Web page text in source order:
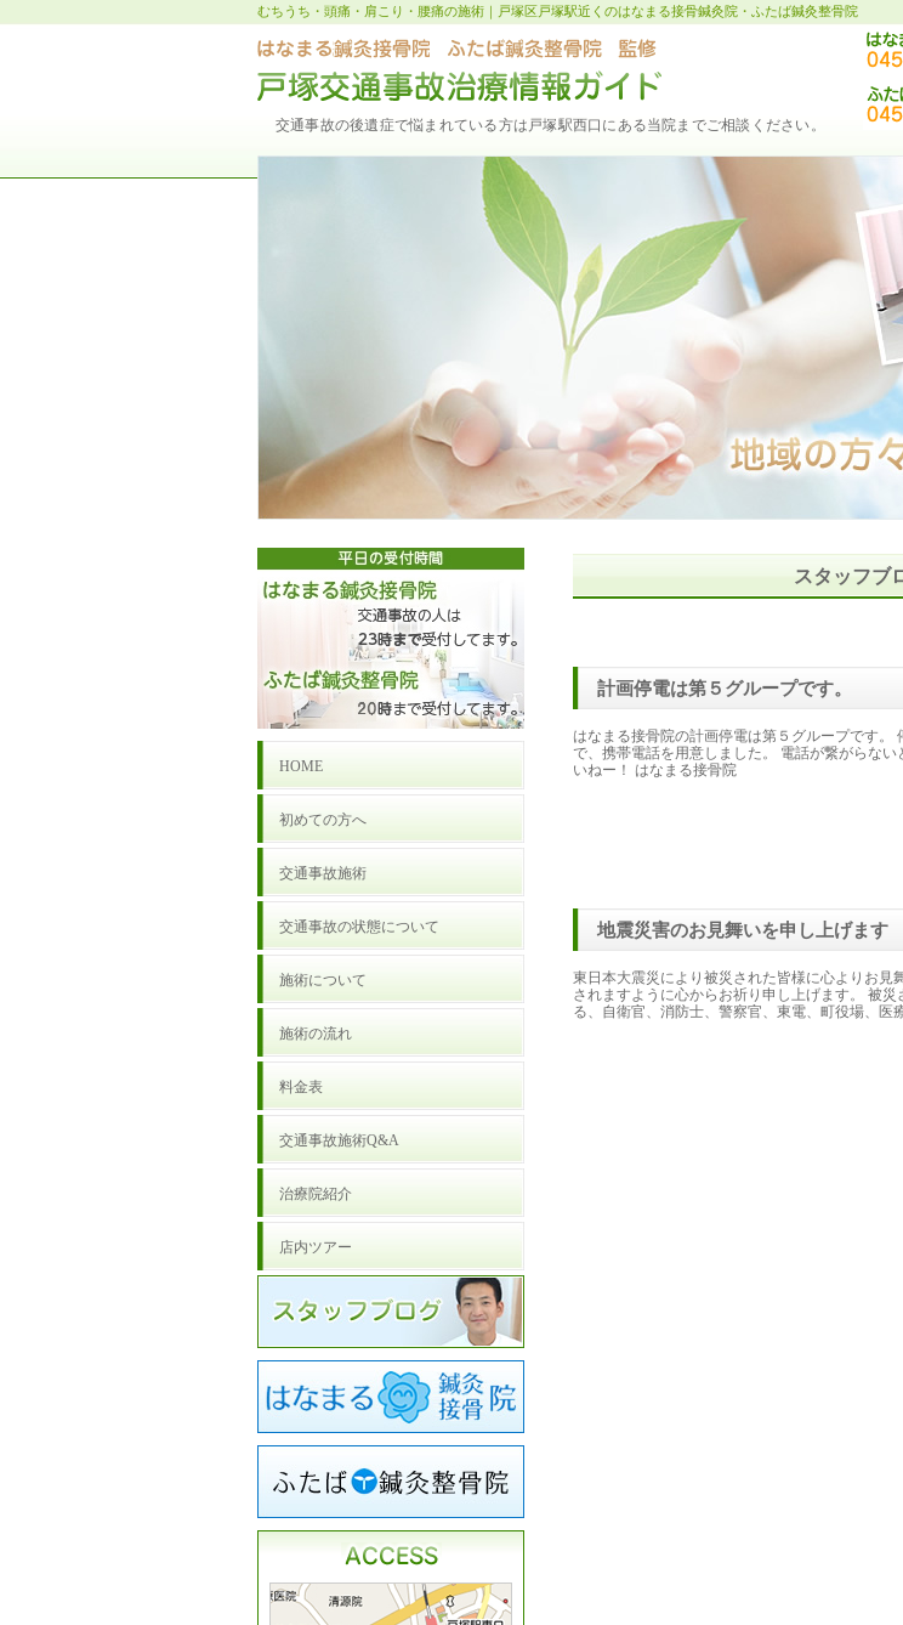
むちうち・頭痛・肩こり・腰痛の施術｜戸塚区戸塚駅近くのはなまる接骨鍼灸院・ふたば鍼灸整骨院
交通事故の後遺症で悩まれている方は戸塚駅西口にある当院までご相談ください。
スタッフブ
計画停電は第５グループです。
はなまる接骨院の計画停電は第５グループです。
で、携帯電話を用意しました。 電話が繋がらない
いねー！ はなまる接骨院
地震災害のお見舞いを申し上げます
東日本大震災により被災された皆様に心よりお見
されますように心からお祈り申し上げます。 被
る、自衛官、消防士、警察官、東電、町役場、
HOME
初めての方へ
交通事故施術
交通事故の状態について
施術について
施術の流れ
料金表
交通事故施術Q&A
治療院紹介
店内ツアー